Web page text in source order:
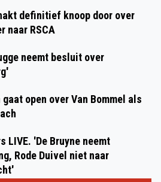
definitief knoop door over
naar RSCA
neemt besluit over
gaat open over Van Bommel als
LIVE. 'De Bruyne neemt
Rode Duivel niet naar